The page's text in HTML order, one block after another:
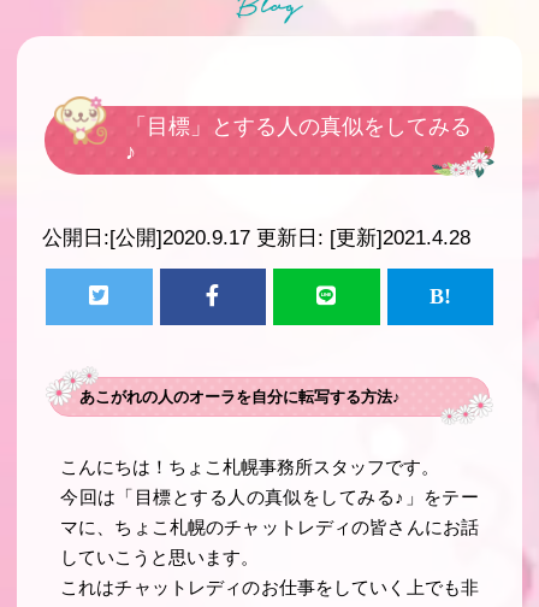
「目標」とする人の真似をしてみる
♪
公開日:[公開]2020.9.17 更新日: [更新]2021.4.28
あこがれの人のオーラを自分に転写する方法♪
こんにちは！ちょこ札幌事務所スタッフです。
今回は「目標とする人の真似をしてみる♪」をテー
マに、ちょこ札幌のチャットレディの皆さんにお話
していこうと思います。
これはチャットレディのお仕事をしていく上でも非